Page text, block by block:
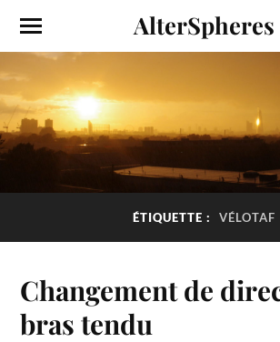
AlterSpheres
ÉTIQUETTE : VÉLOTAF
Changement de
bras tendu